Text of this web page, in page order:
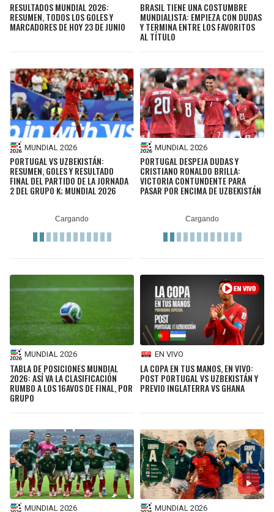
RESULTADOS MUNDIAL 2026:
RESUMEN, TODOS LOS GOLES Y
MARCADORES DE HOY 23 DE JUNIO
BRASIL TIENE UNA COSTUMBRE
MUNDIALISTA: EMPIEZA CON DUDAS
Y TERMINA ENTRE LOS FAVORITOS
AL TÍTULO
MUNDIAL 2026
PORTUGAL VS UZBEKISTÁN:
RESUMEN, GOLES Y RESULTADO
FINAL DEL PARTIDO DE LA JORNADA
2 DEL GRUPO K; MUNDIAL 2026
MUNDIAL 2026
PORTUGAL DESPEJA DUDAS Y
CRISTIANO RONALDO BRILLA:
VICTORIA CONTUNDENTE PARA
PASAR POR ENCIMA DE UZBEKISTÁN
MUNDIAL 2026
TABLA DE POSICIONES MUNDIAL
2026: ASÍ VA LA CLASIFICACIÓN
RUMBO A LOS 16AVOS DE FINAL, POR
GRUPO
EN VIVO
LA COPA EN TUS MANOS, EN VIVO:
POST PORTUGAL VS UZBEKISTÁN Y
PREVIO INGLATERRA VS GHANA
MUNDIAL 2026 MUNDIAL 2026